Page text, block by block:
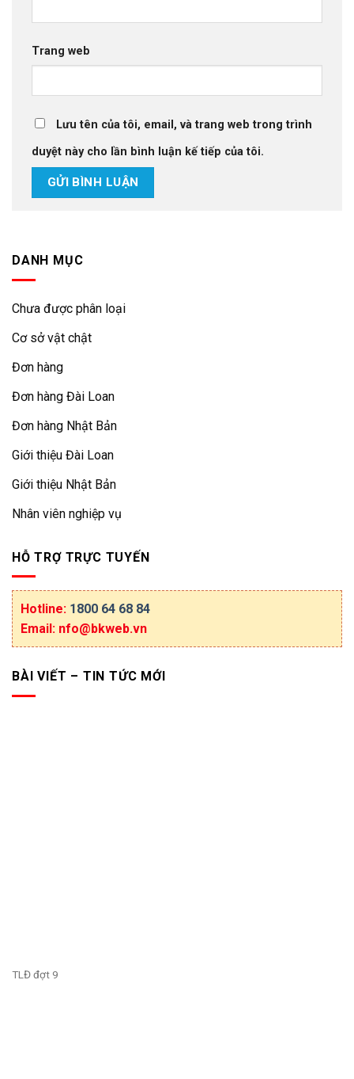
Trang web
Lưu tên của tôi, email, và trang web trong trình
duyệt này cho lần bình luận kế tiếp của tôi.
DANH MỤC
Chưa được phân loại
Cơ sở vật chật
Đơn hàng
Đơn hàng Đài Loan
Đơn hàng Nhật Bản
Giới thiệu Đài Loan
Giới thiệu Nhật Bản
Nhân viên nghiệp vụ
HỖ TRỢ TRỰC TUYẾN
Hotline: 1800 64 68 84
Email: nfo@bkweb.vn
BÀI VIẾT – TIN TỨC MỚI
TLĐ đợt 9